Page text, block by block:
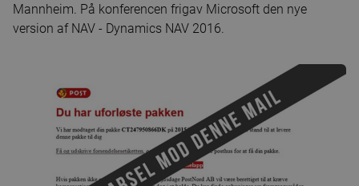
Mannheim. På konferencen frigav Microsoft den nye
version af NAV - Dynamics NAV 2016.